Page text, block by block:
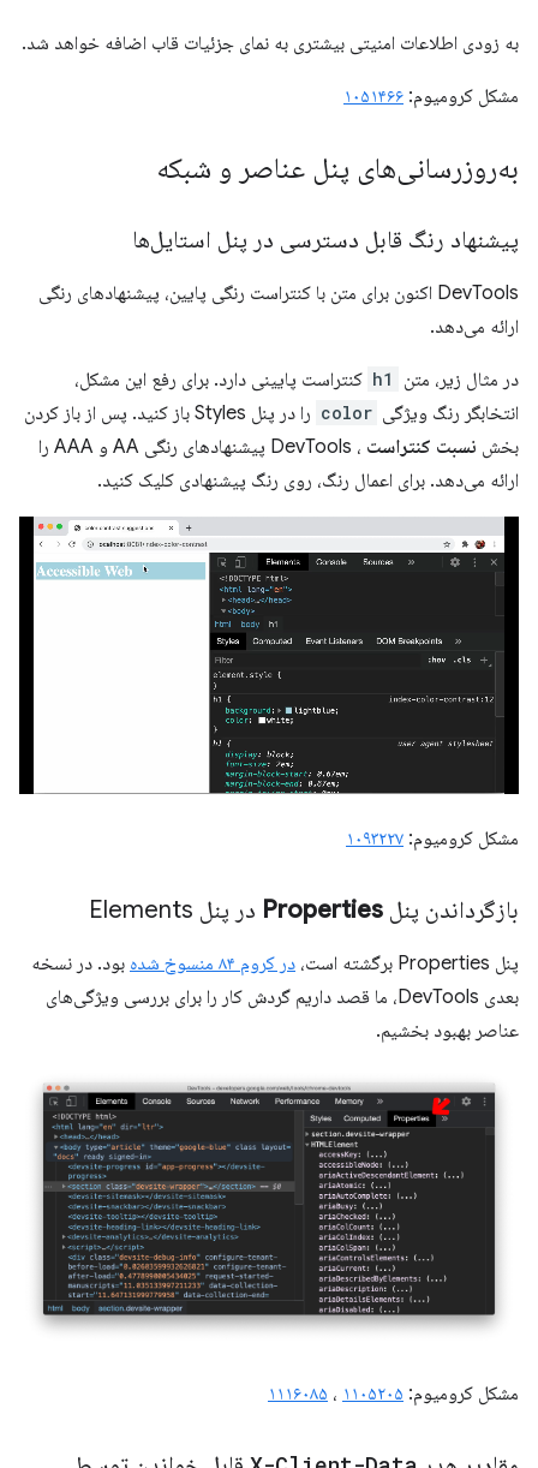
به زودی اطلاعات امنیتی بیشتری به نمای جزئیات قاب اضافه خواهد شد.
مشکل کرومیوم: ۱۰۵۱۴۶۶
به‌روزرسانی‌های پنل عناصر و شبکه
پیشنهاد رنگ قابل دسترسی در پنل استایل‌ها
DevTools اکنون برای متن با کنتراست رنگی پایین، پیشنهادهای رنگی
ارائه می‌دهد.
در مثال زیر، متن h1 کنتراست پایینی دارد. برای رفع این مشکل،
انتخابگر رنگ ویژگی color
را در پنل Styles باز کنید. پس از باز کردن
بخش نسبت کنتراست
، DevTools پیشنهادهای رنگی AA و AAA را
ارائه می‌دهد. برای اعمال رنگ، روی رنگ پیشنهادی کلیک کنید.
مشکل کرومیوم: ۱۰۹۳۲۲۷
بازگرداندن پنل Properties در پنل Elements
پنل Properties برگشته است، در کروم ۸۴ منسوخ شده
بود. در نسخه
بعدی DevTools، ما قصد داریم گردش کار را برای بررسی ویژگی‌های
عناصر بهبود بخشیم.
مشکل کرومیوم: ۱۱۰۵۲۰۵ ، ۱۱۱۶۰۸۵